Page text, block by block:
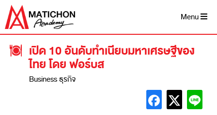
Menu
เปิด 10 อันดับทำเนียบมหาเศรษฐีของ
ไทย โดย ฟอร์บส
Business ธุรกิจ